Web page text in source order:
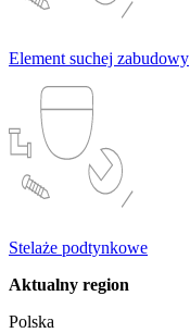
Element suchej zabudowy
Stelaże podtynkowe
Aktualny region
Polska